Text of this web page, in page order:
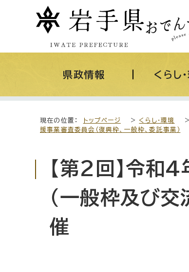
県政情報 くらし
現在の位置： トップページ > くらし・環境
援事業審査委員会（復興枠、一般枠、委託事業）
【第2回】令
（一般枠及び
催